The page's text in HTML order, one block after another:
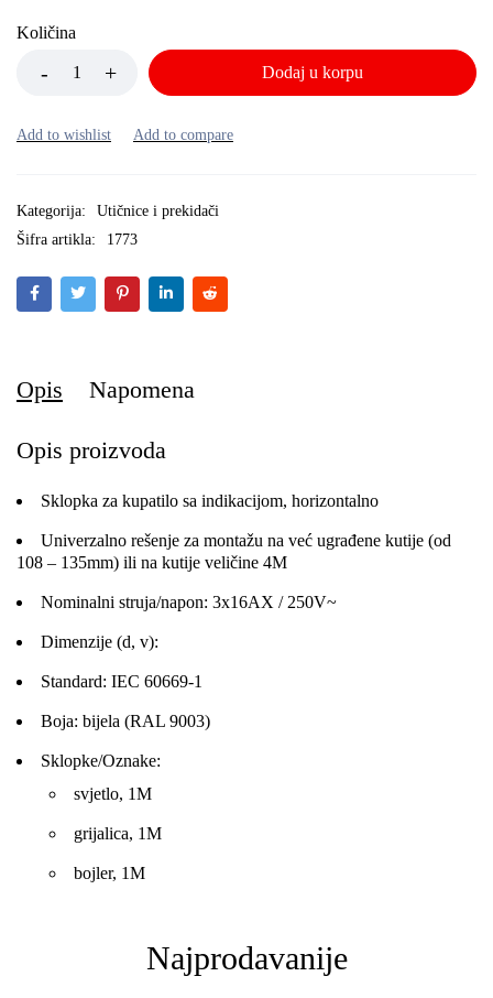
Količina
Dodaj u korpu
Kategorija:
Utičnice i prekidači
Šifra artikla:
1773
Opis Napomena
Opis proizvoda
Sklopka za kupatilo sa indikacijom, horizontalno
Univerzalno rešenje za montažu na već ugrađene kutije (od
108 – 135mm) ili na kutije veličine 4M
Nominalni struja/napon: 3x16AX / 250V~
Dimenzije (d, v):
Standard: IEC 60669-1
Boja: bijela (RAL 9003)
Sklopke/Oznake:
svjetlo, 1M
grijalica, 1M
bojler, 1M
Najprodavanije